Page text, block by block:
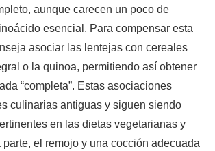
aunque carecen un poco de
esencial. Para compensar esta
asociar las lentejas con cereales
o la quinoa, permitiendo así obtener
“completa”. Estas asociaciones
culinarias antiguas y siguen siendo
en las dietas vegetarianas y
el remojo y una cocción adecuada